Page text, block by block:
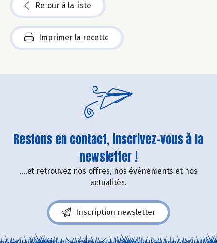
Retour à la liste
Imprimer la recette
Restons en contact, inscrivez-vous à la
newsletter !
....et retrouvez nos offres, nos événements et nos
actualités.
Inscription newsletter